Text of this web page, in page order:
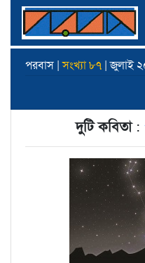
পরবাস |সংখ্যা ৮৭ | জুলাই
দুটি কবিতা: